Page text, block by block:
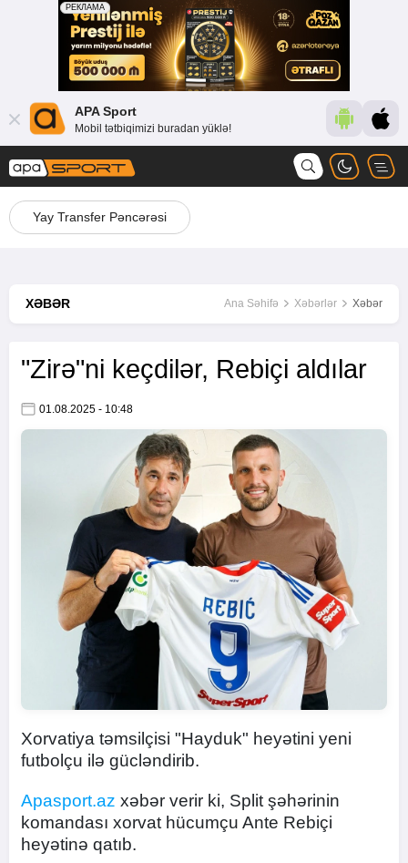
APA Sport
Mobil tətbiqimizi buradan yüklə!
Yay Transfer Pəncərəsi
XƏBƏR Ana Səhifə Xəbərlər Xəbər
"Zirə"ni keçdilər, Rebiçi aldılar
01.08.2025 - 10:48
Xorvatiya təmsilçisi "Hayduk" heyətini yeni
futbolçu ilə gücləndirib.
Apasport.az xəbər verir ki, Split şəhərinin
komandası xorvat hücumçu Ante Rebiçi
heyətinə qatıb.